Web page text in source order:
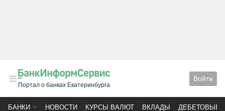
Портал о банках Екатеринбурга
Войти
БАНКИ НОВОСТИ КУРСЫ ВАЛЮТ ВКЛАДЫ ДЕБЕТОВЫЕ